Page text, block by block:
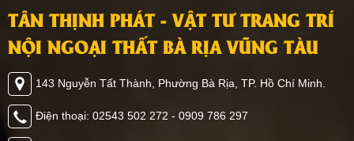
TÂN THỊNH PHÁT - VẬT TƯ TRANG TRÍ
NỘI NGOẠI THẤT BÀ RỊA VŨNG TÀU
143 Nguyễn Tất Thành, Phường Bà Rịa, TP. Hồ Chí Minh.
Điện thoại: 02543 502 272 - 0909 786 297